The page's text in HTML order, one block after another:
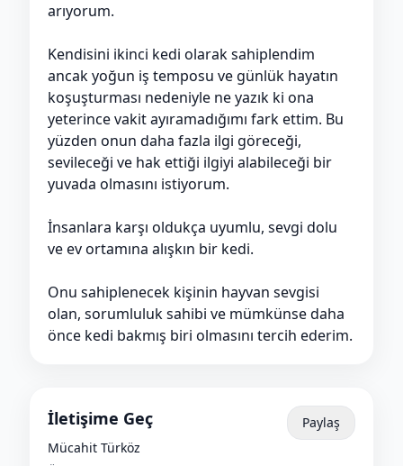
arıyorum.
Kendisini ikinci kedi olarak sahiplendim
ancak yoğun iş temposu ve günlük hayatın
koşuşturması nedeniyle ne yazık ki ona
yeterince vakit ayıramadığımı fark ettim. Bu
yüzden onun daha fazla ilgi göreceği,
sevileceği ve hak ettiği ilgiyi alabileceği bir
yuvada olmasını istiyorum.
İnsanlara karşı oldukça uyumlu, sevgi dolu
ve ev ortamına alışkın bir kedi.
Onu sahiplenecek kişinin hayvan sevgisi
olan, sorumluluk sahibi ve mümkünse daha
önce kedi bakmış biri olmasını tercih ederim.
İletişime Geç
Mücahit Türköz
Paylaş